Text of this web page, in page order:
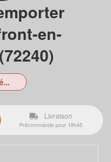
en-
Livraison
Précommande pour 18h45